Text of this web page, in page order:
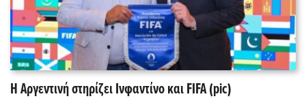
Η Αργεντινή στηρίζει Ινφαντίνο και FIFA (pic)